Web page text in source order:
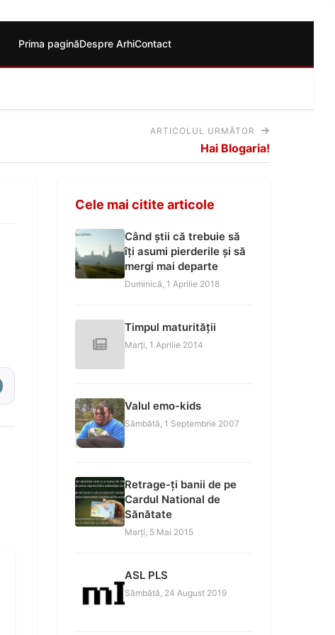
Prima paginăDespre ArhiContact
ARTICOLUL URMĂTOR
Hai Blogaria!
Cele mai citite articole
Când știi că trebuie să
îți asumi pierderile și să
mergi mai departe
Duminică, 1 Aprilie 2018
Timpul maturității
Marți, 1 Aprilie 2014
Valul emo-kids
Sâmbătă, 1 Septembrie 2007
Retrage-ți banii de pe
Cardul National de
Sănătate
Marți, 5 Mai 2015
ASL PLS
Sâmbătă, 24 August 2019